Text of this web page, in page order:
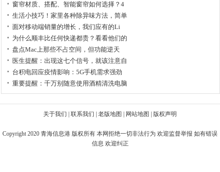
窗帘材质、搭配、智能窗帘如何选择？4
生活小技巧！家里各种除异味方法，简单
面对移动端销量的增长，我们应有的Li
为什么顺丰比任何快递都贵？看看他们的
盘点Mac上那些不占空间，但功能逆天
医生提醒：出现这七个信号，就该注意自
台积电回应疫情影响：5G手机需求强劲
重要提醒：千万别随意使用酒精清洗电脑
关于我们 联系我们 老版地图 网站地图 版权声明
Copyright 2020 青海信息港 版权所有 本网拒绝一切非法行为 欢迎监督举报 如有错误
信息 欢迎纠正